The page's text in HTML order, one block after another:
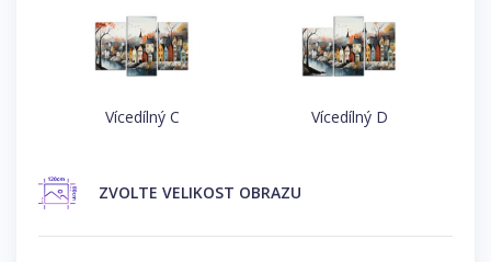
Vícedílný C Vícedílný D
ZVOLTE VELIKOST OBRAZU